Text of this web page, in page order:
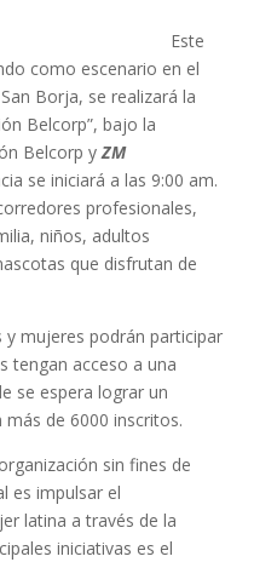
Este
como escenario en el
Borja, se realizará la
Belcorp”, bajo la
Belcorp yZM
se iniciará a las 9:00 am.
profesionales,
niños, adultos
que disfrutan de
y mujeres podrán participar
tengan acceso a una
se espera lograr un
de 6000 inscritos.
sin fines de
es impulsar el
latina a través de la
iniciativas es el